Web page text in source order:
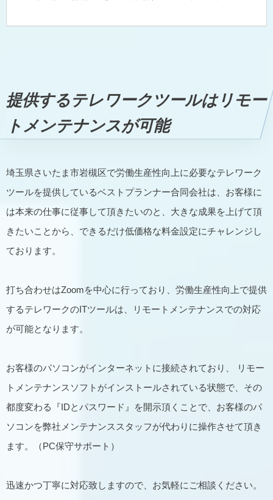
提供するテレワークツールはリモー
トメンテナンスが可能
埼玉県さいたま市岩槻区で労働生産性向上に必要なテレワーク
ツールを提供しているベストプランナー合同会社は、お客様に
は本来の仕事に従事して頂きたいのと、大きな成果を上げて頂
きたいことから、できるだけ低価格な料金設定にチャレンジし
ております。
打ち合わせはZoomを中心に行っており、労働生産性向上で提供
するテレワークのITツールは、リモートメンテナンスでの対応
が可能となります。
お客様のパソコンがインターネットに接続されており、 リモー
トメンテナンスソフトがインストールされている状態で、その
都度変わる『IDとパスワード』を開示頂くことで、お客様のパ
ソコンを弊社メンテナンススタッフが代わりに操作させて頂き
ます。（PC保守サポート）
迅速かつ丁寧に対応致しますので、お気軽にご相談ください。